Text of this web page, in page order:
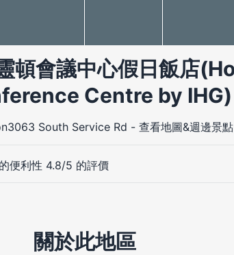
頓會議中心假日飯店
Centre by IHG)
South Service Rd - 查看地圖&週邊景點
便利性 4.8/5 的評價
關於此地區